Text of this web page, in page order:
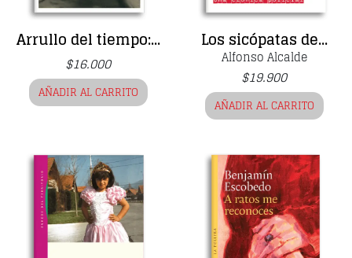
Arrullo del tiempo:...
$16.000
AÑADIR AL CARRITO
Los sicópatas de...
$19.900
Alfonso Alcalde
AÑADIR AL CARRITO